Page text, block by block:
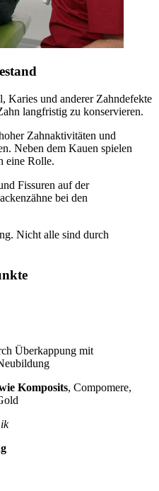
Karies und anderer Zahndefekte
langfristig zu konservieren.
Zahnaktivitäten und
Neben dem Kauen spielen
eine Rolle.
Fissuren auf der
bei den
Nicht alle sind durch
Überkappung mit
Komposits, Compomere,